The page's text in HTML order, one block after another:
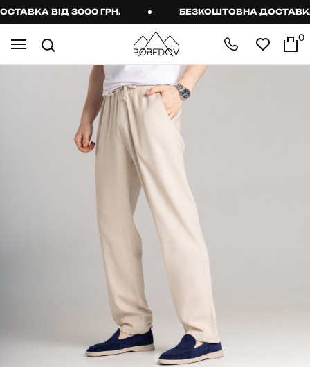
ВІД 3000 ГРН. БЕЗКОШТОВНА ДОСТАВКА
0